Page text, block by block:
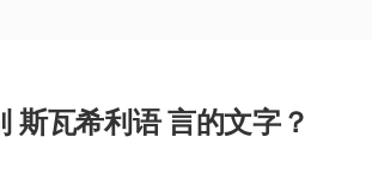
斯瓦希利语 言的文字？